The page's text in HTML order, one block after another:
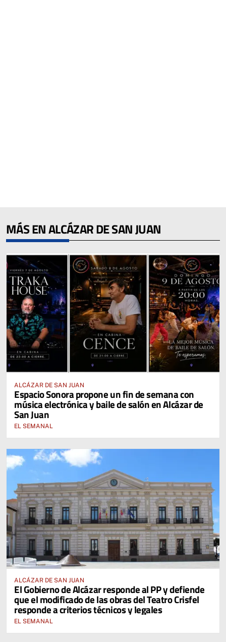
MÁS EN ALCÁZAR DE SAN JUAN
ALCÁZAR DE SAN JUAN
Espacio Sonora propone un fin de semana con
música electrónica y baile de salón en Alcázar de
San Juan
EL SEMANAL
ALCÁZAR DE SAN JUAN
El Gobierno de Alcázar responde al PP y defiende
que el modificado de las obras del Teatro Crisfel
responde a criterios técnicos y legales
EL SEMANAL